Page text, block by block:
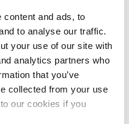
content and ads, to
to analyse our traffic.
your use of our site with
analytics partners who
that you’ve
collected from your use
our cookies if you
tra gli stati UE.
prime (merci
anche da parte di soggetti
in un deposito Iva da
Iva per essere inviati in
di cessione